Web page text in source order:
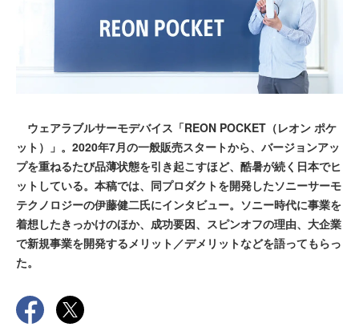
ウェアラブルサーモデバイス「REON POCKET（レオン ポケ
ット）」。2020年7月の一般販売スタートから、バージョンアッ
プを重ねるたび品薄状態を引き起こすほど、酷暑が続く日本でヒ
ットしている。本稿では、同プロダクトを開発したソニーサーモ
テクノロジーの伊藤健二氏にインタビュー。ソニー時代に事業を
着想したきっかけのほか、成功要因、スピンオフの理由、大企業
で新規事業を開発するメリット／デメリットなどを語ってもらっ
た。